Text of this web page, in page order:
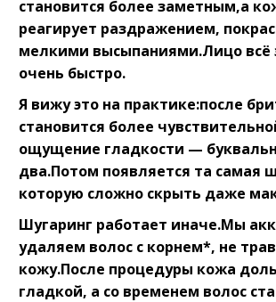
становится более заметным,а
реагирует раздражением,
мелкими высыпаниями.Лицо всё
очень быстро.⠀
Я вижу это на практике:после
становится более
ощущение гладкости —
два.Потом появляется та самая
которую сложно скрыть даже
Шугаринг работает иначе.Мы
удаляем волос с корнем*, не
кожу.После процедуры кожа
гладкой, а со временем волос